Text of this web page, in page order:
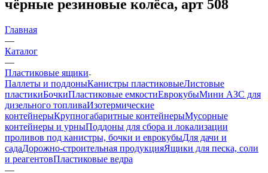
чёрные резиновые колёса, арт 508
Главная
—
Каталог
—
Пластиковые ящики
Паллеты и поддоныКанистры пластиковыеЛистовые
пластикиБочкиПластиковые емкостиЕврокубыМини АЗС для
дизельного топливаИзотермические
контейнерыКрупногабаритные контейнерыМусорные
контейнеры и урныПоддоны для сбора и локализации
проливов под канистры, бочки и еврокубыДля дачи и
садаДорожно-строительная продукцияЯщики для песка, соли
и реагентовПластиковые ведра
—